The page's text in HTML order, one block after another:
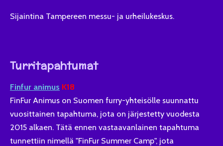
Sijaintina Tampereen messu- ja urheilukeskus.
Turritapahtumat
Finfur animus K18
FinFur Animus on Suomen furry-yhteisölle suunnattu
vuosittainen tapahtuma, jota on järjestetty vuodesta
2015 alkaen. Tätä ennen vastaavanlainen tapahtuma
tunnettiin nimellä "FinFur Summer Camp", jota